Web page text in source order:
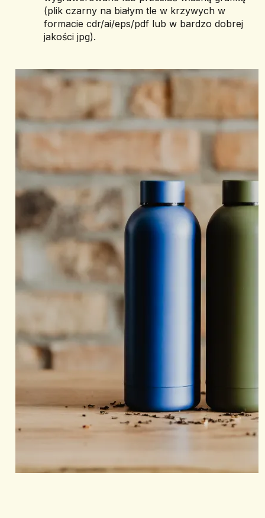
(plik czarny na białym tle w krzywych w
formacie cdr/ai/eps/pdf lub w bardzo dobrej
jakości jpg).